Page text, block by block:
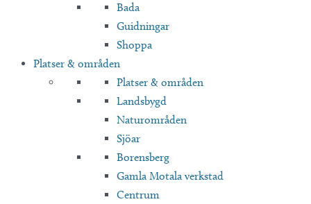
Bada
Guidningar
Shoppa
Platser & områden
Platser & områden
Landsbygd
Naturområden
Sjöar
Borensberg
Gamla Motala verkstad
Centrum